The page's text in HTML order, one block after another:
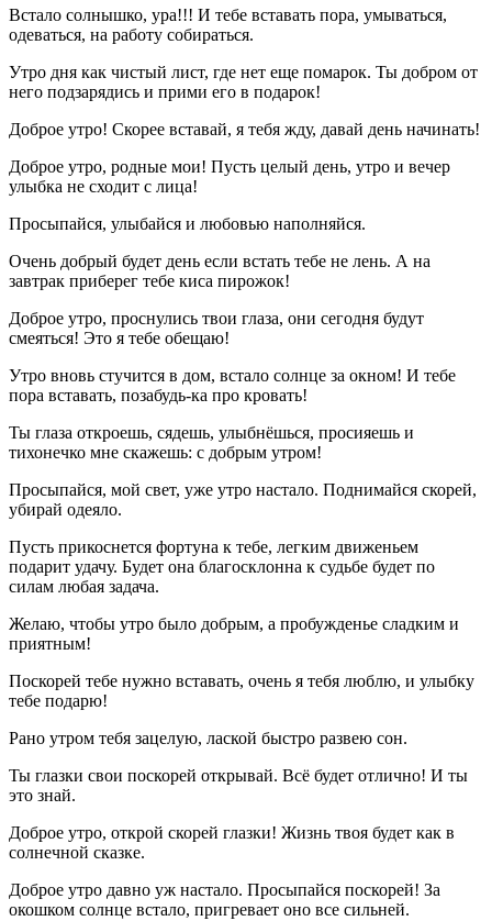
Встало солнышко, ура!!! И тебе вставать пора, умываться,
одеваться, на работу собираться.
Утро дня как чистый лист, где нет еще помарок. Ты добром от
него подзарядись и прими его в подарок!
Доброе утро! Скорее вставай, я тебя жду, давай день начинать!
Доброе утро, родные мои! Пусть целый день, утро и вечер
улыбка не сходит с лица!
Просыпайся, улыбайся и любовью наполняйся.
Очень добрый будет день если встать тебе не лень. А на
завтрак приберег тебе киса пирожок!
Доброе утро, проснулись твои глаза, они сегодня будут
смеяться! Это я тебе обещаю!
Утро вновь стучится в дом, встало солнце за окном! И тебе
пора вставать, позабудь-ка про кровать!
Ты глаза откроешь, сядешь, улыбнёшься, просияешь и
тихонечко мне скажешь: с добрым утром!
Просыпайся, мой свет, уже утро настало. Поднимайся скорей,
убирай одеяло.
Пусть прикоснется фортуна к тебе, легким движеньем
подарит удачу. Будет она благосклонна к судьбе будет по
силам любая задача.
Желаю, чтобы утро было добрым, а пробужденье сладким и
приятным!
Поскорей тебе нужно вставать, очень я тебя люблю, и улыбку
тебе подарю!
Рано утром тебя зацелую, лаской быстро развею сон.
Ты глазки свои поскорей открывай. Всё будет отлично! И ты
это знай.
Доброе утро, открой скорей глазки! Жизнь твоя будет как в
солнечной сказке.
Доброе утро давно уж настало. Просыпайся поскорей! За
окошком солнце встало, пригревает оно все сильней.